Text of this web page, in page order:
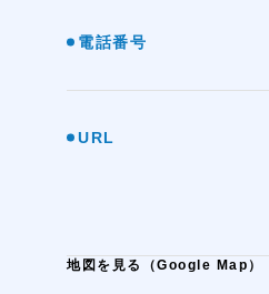
電話番号
URL
地図を見る（Google Map）